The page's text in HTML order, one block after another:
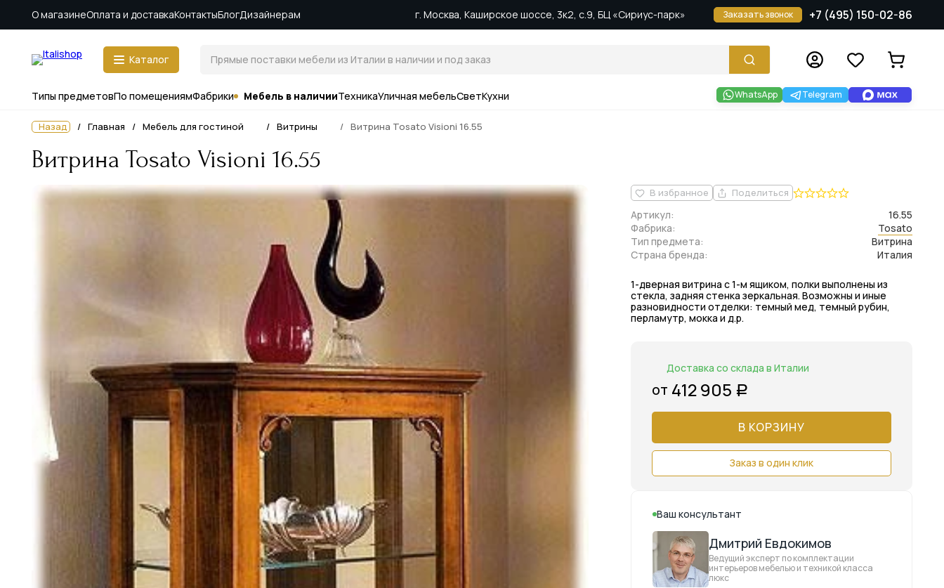
О магазинеОплата и доставкаКонтактыБлогДизайнерам г. Москва, Каширское шоссе, 3к2, с.9, БЦ «Сириус-парк» Заказать звонок +7 (495) 150-02-86
Каталог
Типы предметовПо помещениямФабрики Мебель в наличииТехникаУличная мебельСветКухни WhatsApp Telegram
Назад Главная Мебель для гостиной Витрины Витрина Tosato Visioni 16.55
Витрина Tosato Visioni 16.55
В избранное Поделиться
Фабрика: Tosato
Артикул:
16.55
Тип предмета:
Витрина
Страна бренда:
Италия
1-дверная витрина с 1-м ящиком, полки выполнены из
стекла, задняя стенка зеркальная. Возможны и иные
разновидности отделки: темный мед, темный рубин,
перламутр, мокка и д.р.
Доставка со склада в Италии
от 412 905 Р
В КОРЗИНУ
Заказ в один клик
Ваш консультант
Дмитрий Евдокимов
Ведущий эксперт по комплектации
интерьеров мебелью и техникой класса
люкс